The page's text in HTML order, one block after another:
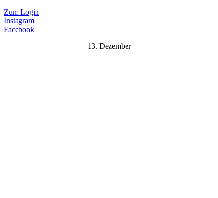
Zum Login
Instagram
Facebook
13. Dezember